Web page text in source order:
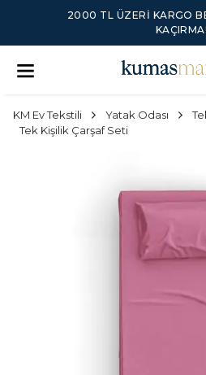
2000 TL ÜZERI KARGO
KAÇIRMA!
KM Ev Tekstili Yatak Odası
Tek Kişilik Çarşaf Seti